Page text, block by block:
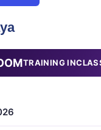
TRAINING